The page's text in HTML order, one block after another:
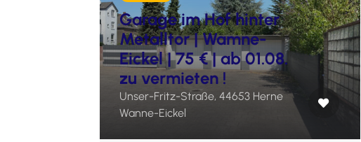
Garage im Hof hinter
Metalltor | Wamne-
Eickel | 75 € | ab 01.08.
zu vermieten !
Unser-Fritz-Straße, 44653 Herne
Wanne-Eickel